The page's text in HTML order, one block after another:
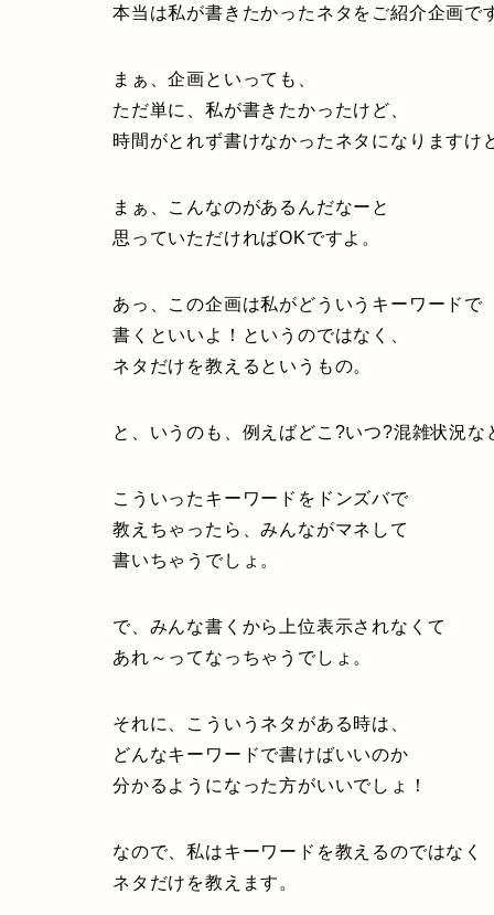
本当は私が書きたかったネタをご紹介企画で
まぁ、企画といっても、
ただ単に、私が書きたかったけど、
時間がとれず書けなかったネタになりますけ
まぁ、こんなのがあるんだなーと
思っていただければOKですよ。
あっ、この企画は私がどういうキーワードで
書くといいよ！というのではなく、
ネタだけを教えるというもの。
と、いうのも、例えばどこ?いつ?混雑状況な
こういったキーワードをドンズバで
教えちゃったら、みんながマネして
書いちゃうでしょ。
で、みんな書くから上位表示されなくて
あれ～ってなっちゃうでしょ。
それに、こういうネタがある時は、
どんなキーワードで書けばいいのか
分かるようになった方がいいでしょ！
なので、私はキーワードを教えるのではなく
ネタだけを教えます。